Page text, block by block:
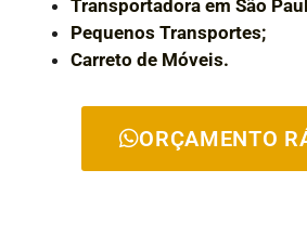
Transportadora em São
Pequenos Transportes;
Carreto de Móveis.
ORÇAMENTO